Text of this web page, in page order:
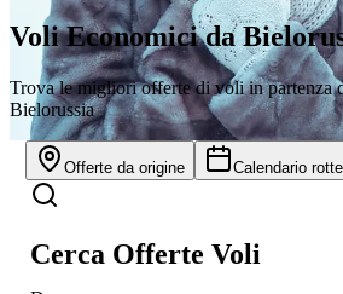
Voli Economici da
Trova le migliori offerte di voli in partenza
Bielorussia
Offerte da origine Calendario rotte
Cerca Offerte Voli